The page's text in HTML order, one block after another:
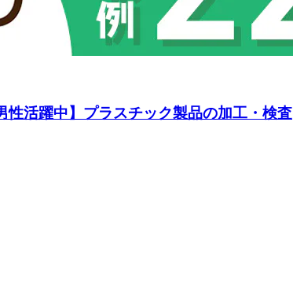
性活躍中】プラスチック製品の加工・検査